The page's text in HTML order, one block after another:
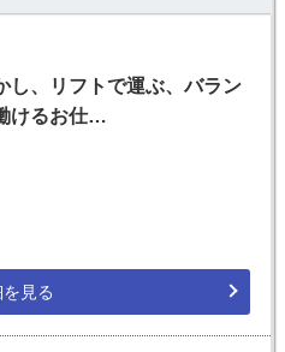
し、リフトで運ぶ、バラン
けるお仕…
見る